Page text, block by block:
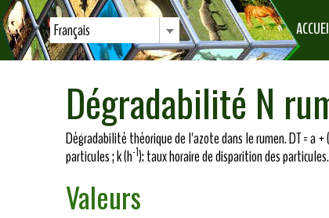
Français
Dégradabilité N
Dégradabilité théorique de l'azote dans le rumen. DT = a
particules ; k (h-1): taux horaire de disparition des
Valeurs